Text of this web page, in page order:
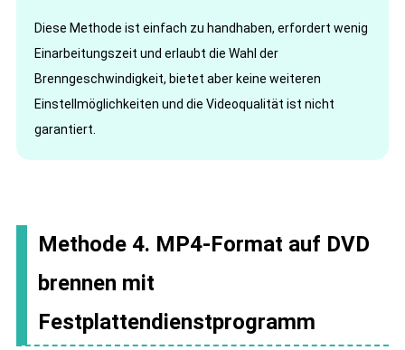
Diese Methode ist einfach zu handhaben, erfordert wenig
Einarbeitungszeit und erlaubt die Wahl der
Brenngeschwindigkeit, bietet aber keine weiteren
Einstellmöglichkeiten und die Videoqualität ist nicht
garantiert.
Methode 4. MP4-Format auf DVD
brennen mit
Festplattendienstprogramm